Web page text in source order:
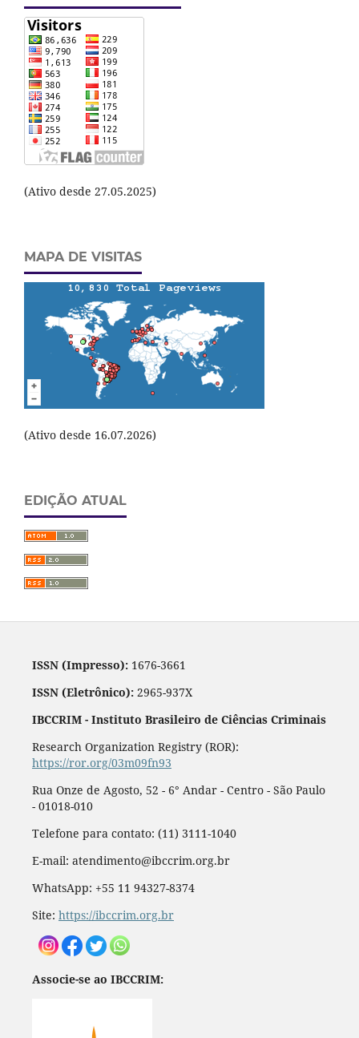
(Ativo desde 27.05.2025)
MAPA DE VISITAS
(Ativo desde 16.07.2026)
EDIÇÃO ATUAL
ISSN (Impresso):1676-3661
ISSN (Eletrônico):2965-937X
IBCCRIM - Instituto Brasileiro de Ciências Criminais
Research Organization Registry (ROR):
https://ror.org/03m09fn93
Rua Onze de Agosto, 52 - 6° Andar - Centro - São Paulo
- 01018-010
Telefone para contato: (11) 3111-1040
E-mail: atendimento@ibccrim.org.br
WhatsApp: +55 11 94327-8374
Site: https://ibccrim.org.br
Associe-se ao IBCCRIM: